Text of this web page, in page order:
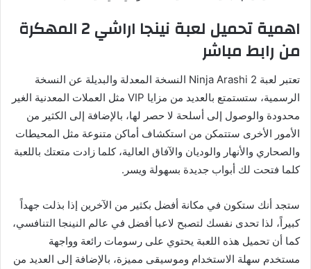
اهمية تحميل لعبة نينجا اراشي 2 المهكرة
من رابط مباشر
تعتبر لعبة Ninja Arashi 2 النسخة المعدلة والبديلة عن النسخة
الرسمية، ستستمتع بالعديد من مزايا VIP مثل العملات المعدنية الغير
محدودة والوصول إلى أسلحة لا حصر لها، بالإضافة إلى الكثير من
الأمور الأخرى ستتمكن من استكشاف أماكن متنوعة مثل المحيطات
والصحاري والأنهار والوديان والآفاق العالية، كلما زادت متعتك باللعبة
كلما فتحت لك أبواب جديدة بسهولة ويسر.
ستجد أنك ستكون في مكانة أفضل بكثير من الآخرين إذا بذلت جهداً
كبيراً، لذا تحدى نفسك لتصبح لاعبا أفضل في عالم النينجا التنافسي،
كما أن تحميل هذه اللعبة يحتوي على رسومات رائعة وواجهة
مستخدم سهلة الاستخدام وموسيقى مميزة، بالإضافة إلى العديد من